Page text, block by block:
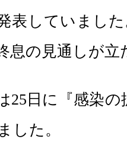
表していまし
の見通しが立
日に『感染
した。